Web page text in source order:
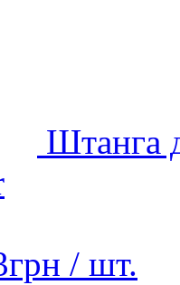
Штанга
грн / шт.